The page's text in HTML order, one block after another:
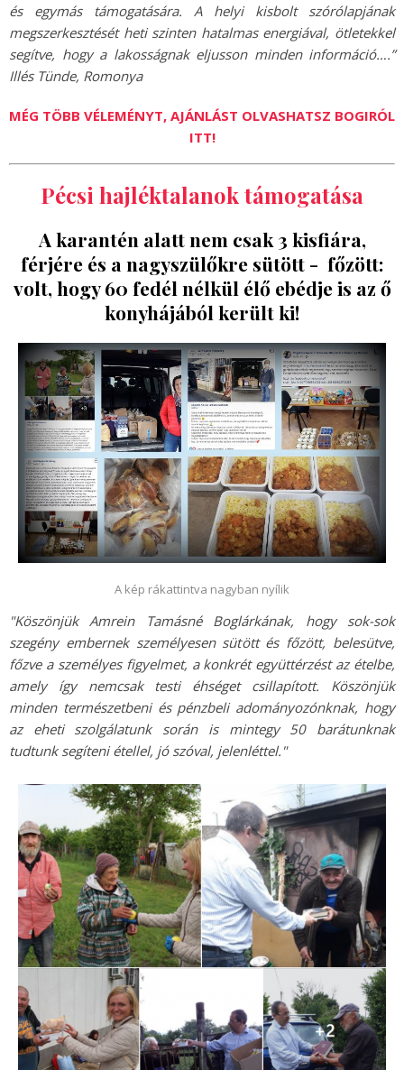
és egymás támogatására. A helyi kisbolt szórólapjának
megszerkesztését heti szinten hatalmas energiával, ötletekkel
segítve, hogy a lakosságnak eljusson minden információ….”
Illés Tünde, Romonya
MÉG TÖBB VÉLEMÉNYT, AJÁNLÁST OLVASHATSZ BOGIRÓL
ITT!
Pécsi hajléktalanok támogatása
A karantén alatt nem csak 3 kisfiára,
férjére és a nagyszülőkre sütött - főzött:
volt, hogy 60 fedél nélkül élő ebédje is az ő
konyhájából került ki!
A kép rákattintva nagyban nyílik
"Köszönjük Amrein Tamásné Boglárkának, hogy sok-sok
szegény embernek személyesen sütött és főzött, belesütve,
főzve a személyes figyelmet, a konkrét együttérzést az ételbe,
amely így nemcsak testi éhséget csillapított. Köszönjük
minden természetbeni és pénzbeli adományozónknak, hogy
az eheti szolgálatunk során is mintegy 50 barátunknak
tudtunk segíteni étellel, jó szóval, jelenléttel."